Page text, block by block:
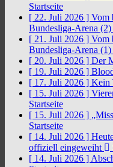
Startseite
[ 22. Juli 2026 ] Vom
Bundesliga-Arena (2)
[ 21. Juli 2026 ] Vom
Bundesliga-Arena (1)
[ 20. Juli 2026 ] Der
[ 19. Juli 2026 ]
[ 17. Juli 2026 ] Kein
[ 15. Juli 2026 ]
Startseite
[ 15. Juli 2026 ]
Startseite
[ 14. Juli 2026 ]
offiziell eingeweiht
[ 14. Juli 2026 ]